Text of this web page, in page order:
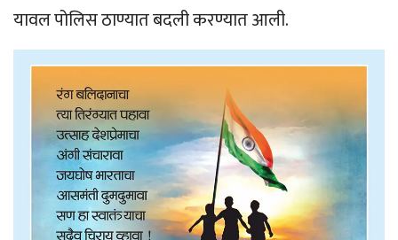
यावल पोलिस ठाण्यात बदली करण्यात आली.